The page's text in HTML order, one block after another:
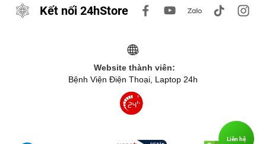
Kết nối 24hStore
Website thành viên:
Bệnh Viện Điện Thoại, Laptop 24h
Liên hệ